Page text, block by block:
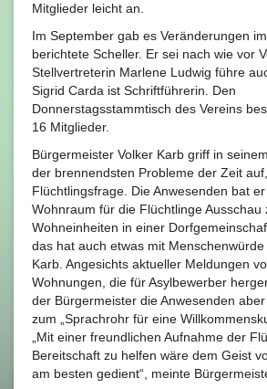
Mitglieder leicht an.
Im September gab es Veränderungen im
berichtete Scheller. Er sei nach wie vor
Stellvertreterin Marlene Ludwig führe
Sigrid Carda ist Schriftführerin. Den
Donnerstagsstammtisch des Vereins
16 Mitglieder.
Bürgermeister Volker Karb griff in
der brennendsten Probleme der Zeit
Flüchtlingsfrage. Die Anwesenden bat
Wohnraum für die Flüchtlinge Ausschau
Wohneinheiten in einer
das hat auch etwas mit
Karb. Angesichts aktueller Meldungen
Wohnungen, die für Asylbewerber
der Bürgermeister die Anwesenden
zum „Sprachrohr für eine
„Mit einer freundlichen Aufnahme der
Bereitschaft zu helfen wäre dem Geist
am besten gedient“, meinte